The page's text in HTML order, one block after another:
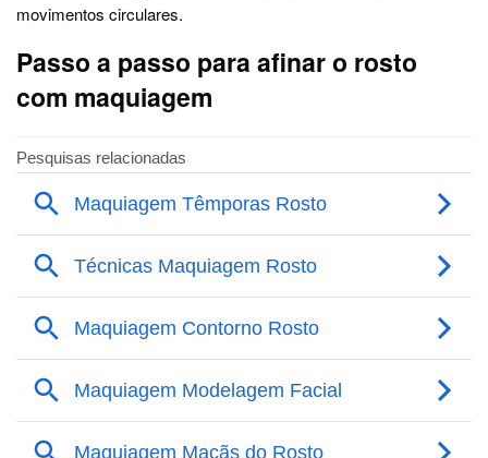
movimentos circulares.
Passo a passo para afinar o rosto
com maquiagem